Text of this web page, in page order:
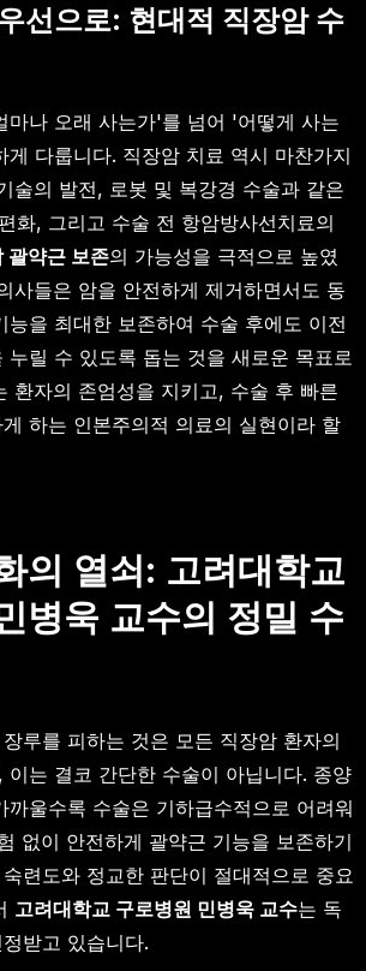
선으로: 현대적 직장암 수
마나 오래 사는가'를 넘어 '어떻게 사는
게 다룹니다. 직장암 치료 역시 마찬가지
술의 발전, 로봇 및 복강경 수술과 같은
화, 그리고 수술 전 항암방사선치료의
괄약근 보존의 가능성을 극적으로 높였
사들은 암을 안전하게 제거하면서도 동
능을 최대한 보존하여 수술 후에도 이전
누릴 수 있도록 돕는 것을 새로운 목표로
환자의 존엄성을 지키고, 수술 후 빠른
하는 인본주의적 의료의 실현이라 할
의 열쇠: 고려대학교
병욱 교수의 정밀 수
루를 피하는 것은 모든 직장암 환자의
이는 결코 간단한 수술이 아닙니다. 종양
까울수록 수술은 기하급수적으로 어려워
없이 안전하게 괄약근 기능을 보존하기
련도와 정교한 판단이 절대적으로 중요
고려대학교 구로병원 민병욱 교수는 독
받고 있습니다.